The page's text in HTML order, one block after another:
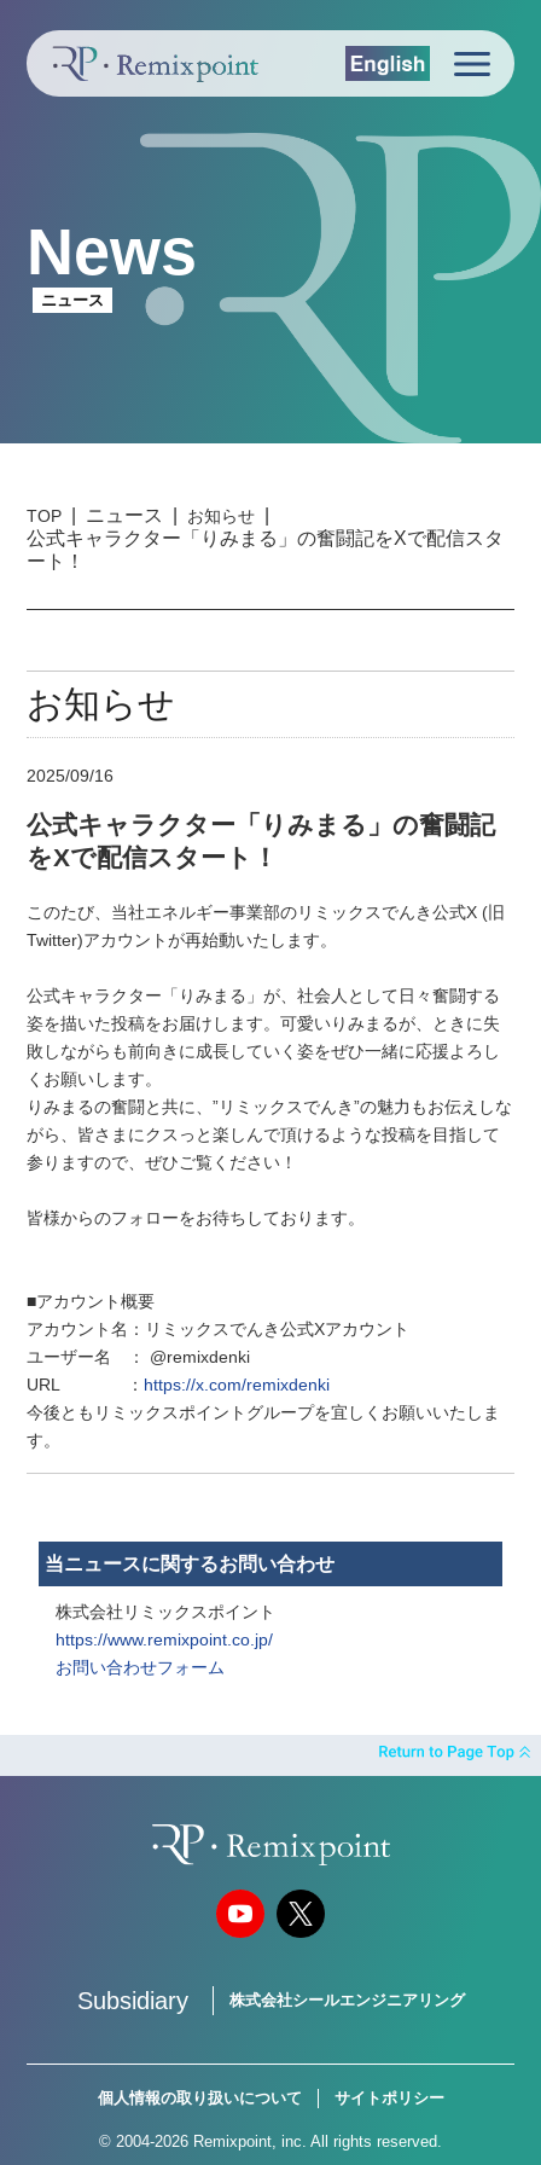
News
ニュース
TOP ニュース お知らせ
公式キャラクター「りみまる」の奮闘記をXで配信スタ
ート！
お知らせ
2025/09/16
公式キャラクター「りみまる」の奮闘記
をXで配信スタート！
このたび、当社エネルギー事業部のリミックスでんき公式X (旧
Twitter)アカウントが再始動いたします。
公式キャラクター「りみまる」が、社会人として日々奮闘する
姿を描いた投稿をお届けします。可愛いりみまるが、ときに失
敗しながらも前向きに成長していく姿をぜひ一緒に応援よろし
くお願いします。
りみまるの奮闘と共に、”リミックスでんき”の魅力もお伝えしな
がら、皆さまにクスっと楽しんで頂けるような投稿を目指して
参りますので、ぜひご覧ください！
皆様からのフォローをお待ちしております。
■アカウント概要
アカウント名：リミックスでんき公式Xアカウント
ユーザー名 ： @remixdenki
URL ： https://x.com/remixdenki
今後ともリミックスポイントグループを宜しくお願いいたしま
す。
当ニュースに関するお問い合わせ
株式会社リミックスポイント
https://www.remixpoint.co.jp/
お問い合わせフォーム
Subsidiary 株式会社シールエンジニアリング
個人情報の取り扱いについて サイトポリシー
© 2004-2026 Remixpoint, inc. All rights reserved.